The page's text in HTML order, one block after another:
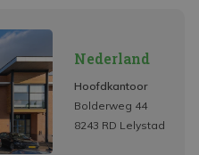
Nederland
Hoofdkantoor
Bolderweg 44
8243 RD Lelystad